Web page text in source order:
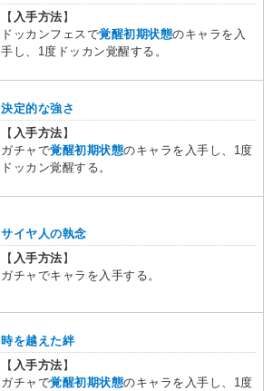
【 入手方法 】
ドッカンフェスで覚醒初期状態のキャラを入
手し、1度ドッカン覚醒する。
決定的な強さ
【 入手方法 】
ガチャで覚醒初期状態のキャラを入手し、1度
ドッカン覚醒する。
サイヤ人の執念
【 入手方法 】
ガチャでキャラを入手する。
時を越えた絆
【 入手方法 】
ガチャで覚醒初期状態のキャラを入手し、1度